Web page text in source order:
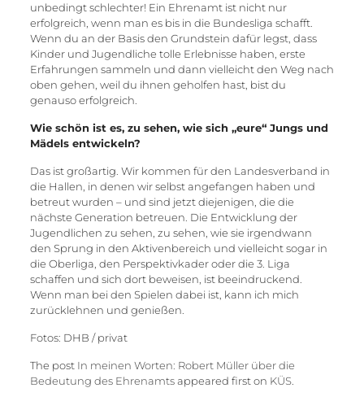
unbedingt schlechter! Ein Ehrenamt ist nicht nur
erfolgreich, wenn man es bis in die Bundesliga schafft.
Wenn du an der Basis den Grundstein dafür legst, dass
Kinder und Jugendliche tolle Erlebnisse haben, erste
Erfahrungen sammeln und dann vielleicht den Weg nach
oben gehen, weil du ihnen geholfen hast, bist du
genauso erfolgreich.
Wie schön ist es, zu sehen, wie sich „eure“ Jungs und
Mädels entwickeln?
Das ist großartig. Wir kommen für den Landesverband in
die Hallen, in denen wir selbst angefangen haben und
betreut wurden – und sind jetzt diejenigen, die die
nächste Generation betreuen. Die Entwicklung der
Jugendlichen zu sehen, zu sehen, wie sie irgendwann
den Sprung in den Aktivenbereich und vielleicht sogar in
die Oberliga, den Perspektivkader oder die 3. Liga
schaffen und sich dort beweisen, ist beeindruckend.
Wenn man bei den Spielen dabei ist, kann ich mich
zurücklehnen und genießen.
Fotos: DHB / privat
The post In meinen Worten: Robert Müller über die
Bedeutung des Ehrenamtsappeared first on KÜS.